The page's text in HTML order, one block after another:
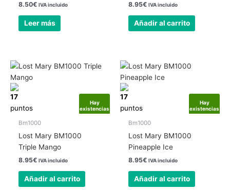
8.50€ IVA incluido
Leer más
8.95€ IVA incluido
Añadir al carrito
Hay
existencias
17
puntos
Bm1000
Lost Mary BM1000
Triple Mango
8.95€ IVA incluido
Añadir al carrito
Hay
existencias
17
puntos
Bm1000
Lost Mary BM1000
Pineapple Ice
8.95€ IVA incluido
Añadir al carrito